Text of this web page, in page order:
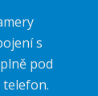
s
pod